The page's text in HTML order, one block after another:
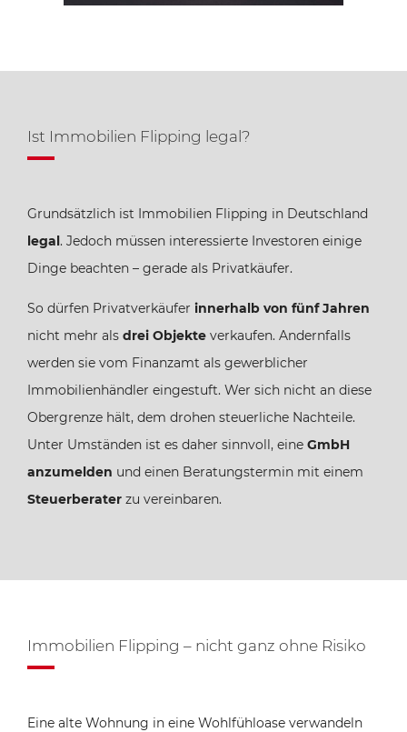
Ist Immobilien Flipping legal?
Grundsätzlich ist Immobilien Flipping in Deutschland
legal. Jedoch müssen interessierte Investoren einige
Dinge beachten – gerade als Privatkäufer.
So dürfen Privatverkäufer innerhalb von fünf Jahren
nicht mehr als drei Objekte verkaufen. Andernfalls
werden sie vom Finanzamt als gewerblicher
Immobilienhändler eingestuft. Wer sich nicht an diese
Obergrenze hält, dem drohen steuerliche Nachteile.
Unter Umständen ist es daher sinnvoll, eine GmbH
anzumelden und einen Beratungstermin mit einem
Steuerberater zu vereinbaren.
Immobilien Flipping – nicht ganz ohne Risiko
Eine alte Wohnung in eine Wohlfühloase verwandeln